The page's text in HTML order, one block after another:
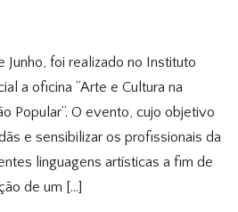
Junho, foi realizado no Instituto
a oficina “Arte e Cultura na
Popular”. O evento, cujo objetivo
e sensibilizar os profissionais da
linguagens artísticas a fim de
de um […]